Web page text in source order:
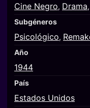
Cine Negro, Drama,
Subgéneros
Psicológico,
Año
1944
País
Estados Unidos